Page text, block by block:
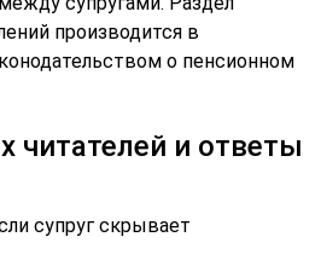
производится в
о пенсионном
читателей и ответы
супруг скрывает